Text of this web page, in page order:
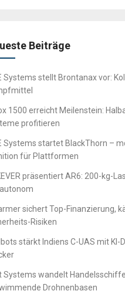
Beiträge
Systems stellt Brontanax vor:
1500 erreicht Meilenstein:
profitieren
Systems startet BlackThorn –
für Plattformen
präsentiert AR6: 200-kg-
sichert Top-Finanzierung,
Risiken
stärkt Indiens C-UAS mit KI-
Systems wandelt
Drohnenbasen